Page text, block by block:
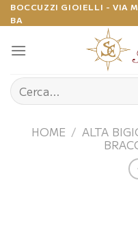
Salta
ai
contenuti
BOCCUZZI GIOIELLI - VIA
BA
Cerca:
HOME / ALTA